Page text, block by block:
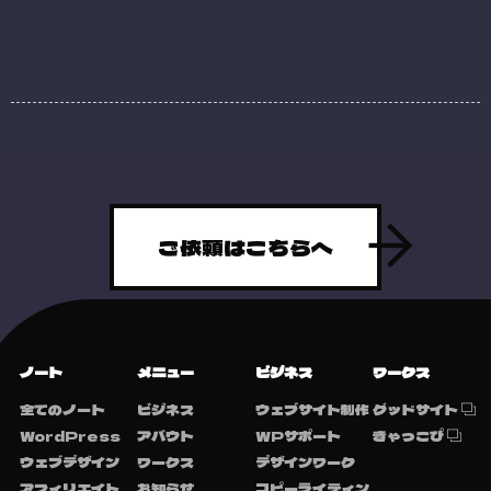
ご依頼はこちらへ
ノート
全てのノート
WordPress
ウェブデザイン
メニュー
ビジネス
アバウト
ワークス
ビジネス
ウェブサイト制作
WPサポート
デザインワーク
ワークス
グッドサイト
きゃっこぴ